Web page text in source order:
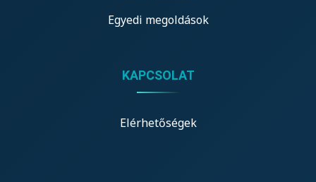
Egyedi megoldások
KAPCSOLAT
Elérhetőségek